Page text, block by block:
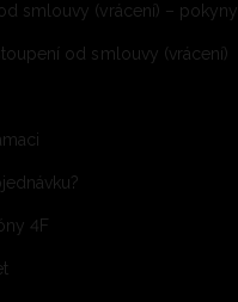
smlouvy (vrácení) – pokyny
od smlouvy (vrácení)
4F